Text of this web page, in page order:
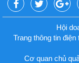
Hội
Trang thông tin
Cơ quan chủ